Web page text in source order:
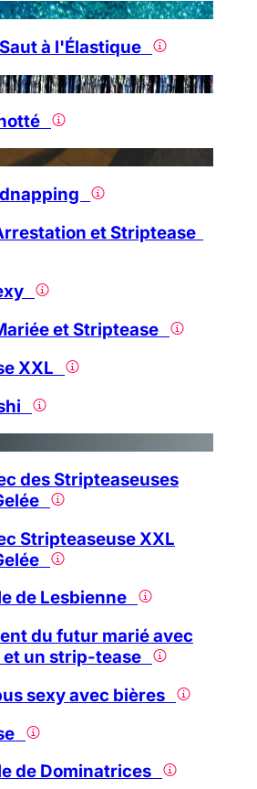
à l'Élastique
et Striptease
et Striptease
XXL
des Stripteaseuses
Stripteaseuse XXL
de Lesbienne
du futur marié avec
et un strip-tease
sexy avec bières
de Dominatrices